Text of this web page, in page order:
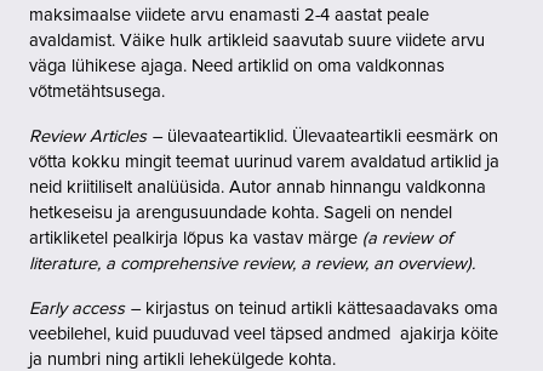
maksimaalse viidete arvu enamasti 2-4 aastat peale
avaldamist. Väike hulk artikleid saavutab suure viidete arvu
väga lühikese ajaga. Need artiklid on oma valdkonnas
võtmetähtsusega.
Review Articles – ülevaateartiklid. Ülevaateartikli eesmärk on
võtta kokku mingit teemat uurinud varem avaldatud artiklid ja
neid kriitiliselt analüüsida. Autor annab hinnangu valdkonna
hetkeseisu ja arengusuundade kohta. Sageli on nendel
artikliketel pealkirja lõpus ka vastav märge (a review of
literature, a comprehensive review, a review, an overview).
Early access – kirjastus on teinud artikli kättesaadavaks oma
veebilehel, kuid puuduvad veel täpsed andmed ajakirja köite
ja numbri ning artikli lehekülgede kohta.